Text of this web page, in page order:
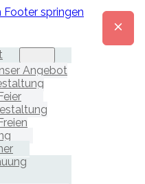
Footer springen
Angebot